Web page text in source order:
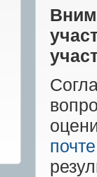
почте